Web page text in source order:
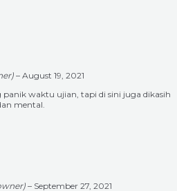
– August 19, 2021
waktu ujian, tapi di sini juga dikasih
mental.
– September 27, 2021